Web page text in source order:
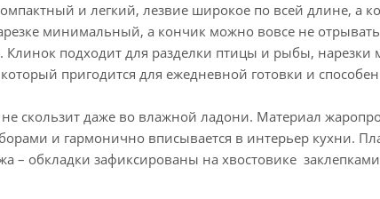
и легкий, лезвие широкое по всей длине,
минимальный, а кончик можно вовсе не
подходит для разделки птицы и рыбы,
пригодится для ежедневной готовки и
не скользит даже во влажной ладони. Материал
и гармонично вписывается в интерьер кухни.
– обкладки зафиксированы на хвостовике